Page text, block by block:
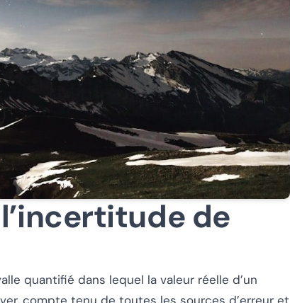
de
quantifié dans lequel la valeur réelle d’un